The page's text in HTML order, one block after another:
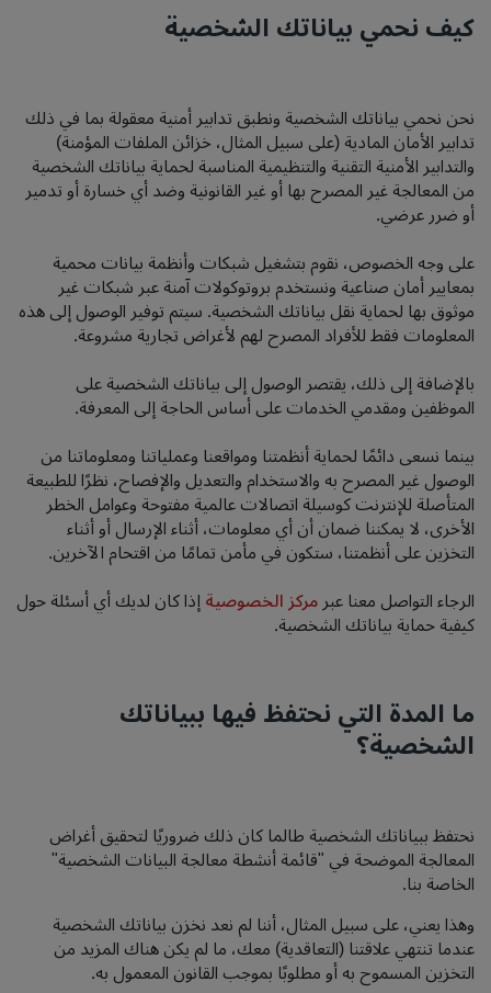
كيف نحمي بياناتك الشخصية
نحن نحمي بياناتك الشخصية ونطبق تدابير أمنية معقولة بما في ذلك
تدابير الأمان المادية (على سبيل المثال، خزائن الملفات المؤمنة)
والتدابير الأمنية التقنية والتنظيمية المناسبة لحماية بياناتك الشخصية
من المعالجة غير المصرح بها أو غير القانونية وضد أي خسارة أو تدمير
أو ضرر عرضي.
على وجه الخصوص، نقوم بتشغيل شبكات وأنظمة بيانات محمية
بمعايير أمان صناعية ونستخدم بروتوكولات آمنة عبر شبكات غير
موثوق بها لحماية نقل بياناتك الشخصية. سيتم توفير الوصول إلى هذه
المعلومات فقط للأفراد المصرح لهم لأغراض تجارية مشروعة.
بالإضافة إلى ذلك، يقتصر الوصول إلى بياناتك الشخصية على
الموظفين ومقدمي الخدمات على أساس الحاجة إلى المعرفة.
بينما نسعى دائمًا لحماية أنظمتنا ومواقعنا وعملياتنا ومعلوماتنا من
الوصول غير المصرح به والاستخدام والتعديل والإفصاح، نظرًا للطبيعة
المتأصلة للإنترنت كوسيلة اتصالات عالمية مفتوحة وعوامل الخطر
الأخرى، لا يمكننا ضمان أن أي معلومات، أثناء الإرسال أو أثناء
التخزين على أنظمتنا، ستكون في مأمن تمامًا من اقتحام الآخرين.
الرجاء التواصل معنا عبرمركز الخصوصيةإذا كان لديك أي أسئلة حول
كيفية حماية بياناتك الشخصية.
ما المدة التي نحتفظ فيها ببياناتك
الشخصية؟
نحتفظ ببياناتك الشخصية طالما كان ذلك ضروريًا لتحقيق أغراض
المعالجة الموضحة في "قائمة أنشطة معالجة البيانات الشخصية"
الخاصة بنا.
وهذا يعني، على سبيل المثال، أننا لم نعد نخزن بياناتك الشخصية
عندما تنتهي علاقتنا (التعاقدية) معك، ما لم يكن هناك المزيد من
التخزين المسموح به أو مطلوبًا بموجب القانون المعمول به.